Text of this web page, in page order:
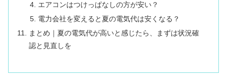
エアコンはつけっぱなしの方が安い？
電力会社を変えると夏の電気代は安くなる？
まとめ｜夏の電気代が高いと感じたら、まずは状況確
認と見直しを